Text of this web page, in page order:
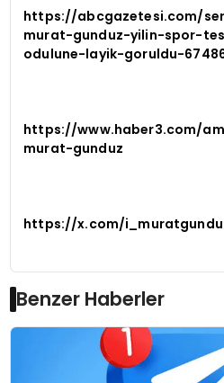
https://abcgazetesi.com/
murat-gunduz-yilin-spor-
odulune-layik-goruldu-
https://www.haber3.com/
murat-gunduz
https://x.com/
Benzer Haberler